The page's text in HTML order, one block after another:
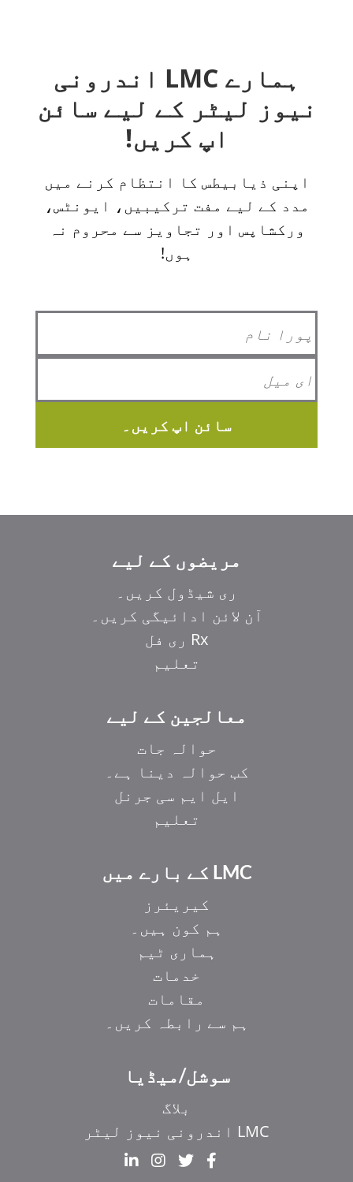
ہمارے LMC اندرونی
نیوز لیٹر کے لیے سائن
اپ کریں!
اپنی ذیابیطس کا انتظام کرنے میں
مدد کے لیے مفت ترکیبیں، ایونٹس،
ورکشاپس اور تجاویز سے محروم نہ
ہوں!
سائن اپ کریں۔
مریضوں کے لیے
ری شیڈول کریں۔
آن لائن ادائیگی کریں۔
Rx ری فل
تعلیم
معالجین کے لیے
حوالہ جات
کب حوالہ دینا ہے۔
ایل ایم سی جرنل
تعلیم
LMC کے بارے میں
کیریئرز
ہم کون ہیں۔
ہماری ٹیم
خدمات
مقامات
ہم سے رابطہ کریں۔
سوشل/میڈیا
بلاگ
LMC اندرونی نیوز لیٹر